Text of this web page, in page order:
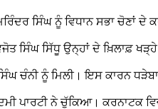
ਸਿੰਘ ਨੂੰ ਵਿਧਾਨ ਸਭਾ ਚੋਣਾਂ ਦੇ
ਸਿੰਘ ਸਿੱਧੂ ਉਨ੍ਹਾਂ ਦੇ ਖ਼ਿਲਾਫ਼
ਚੰਨੀ ਨੂੰ ਮਿਲੀ। ਇਸ ਕਾਰਨ
ਪਾਰਟੀ ਨੇ ਚੁੱਕਿਆ। ਕਰਨਾਟਕ